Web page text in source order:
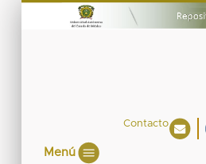
Contacto
Menú